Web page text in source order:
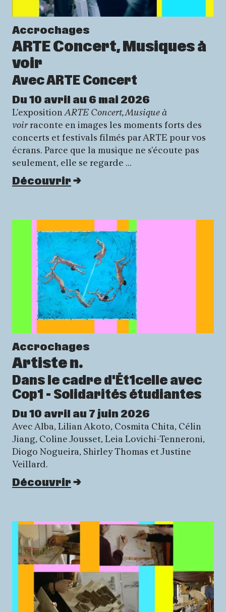
ARTE Concert, Musiques à
voir
Avec ARTE Concert
Du 10 avril au 6 mai 2026
L'expositionARTE Concert, Musique à
voirraconte en images les moments forts des
concerts et festivals filmés par ARTE pour vos
écrans. Parce que la musique ne s'écoute pas
seulement, elle se regarde …
Accrochages
Découvrir
Artiste n.
Dans le cadre d'Ét1celle avec
Cop1 - Solidarités étudiantes
Du 10 avril au 7 juin 2026
Avec Alba, Lilian Akoto, Cosmita Chita, Célin
Jiang, Coline Jousset, Leia Lovichi-Tenneroni,
Diogo Nogueira, Shirley Thomas et Justine
Veillard.
Accrochages
Découvrir